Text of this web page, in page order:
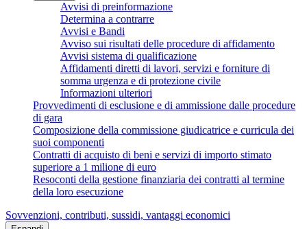
Avvisi di preinformazione
Determina a contrarre
Avvisi e Bandi
Avviso sui risultati delle procedure di affidamento
Avvisi sistema di qualificazione
Affidamenti diretti di lavori, servizi e forniture di
somma urgenza e di protezione civile
Informazioni ulteriori
Provvedimenti di esclusione e di ammissione dalle procedure
di gara
Composizione della commissione giudicatrice e curricula dei
suoi componenti
Contratti di acquisto di beni e servizi di importo stimato
superiore a 1 milione di euro
Resoconti della gestione finanziaria dei contratti al termine
della loro esecuzione
Sovvenzioni, contributi, sussidi, vantaggi economici